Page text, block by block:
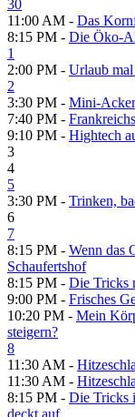
30
11:00 AM - Das
8:15 PM - Die Öko-
1
2:00 PM - Urlaub
2
3:30 PM - Mini-
7:40 PM -
9:10 PM - Hightech
3
4
5
3:30 PM - Trinken,
6
7
8:15 PM - Wenn das
Schaufertshof
8:15 PM - Die Tricks
9:00 PM - Frisches
10:20 PM - Mein
steigern?
8
11:30 AM -
11:30 AM -
8:15 PM - Die Tricks